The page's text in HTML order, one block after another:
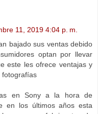
11, 2019 4:04 p. m.
bajado sus ventas debido
optan por llevar
este les ofrece ventajas y
fotografías
en Sony a la hora de
en los últimos años esta